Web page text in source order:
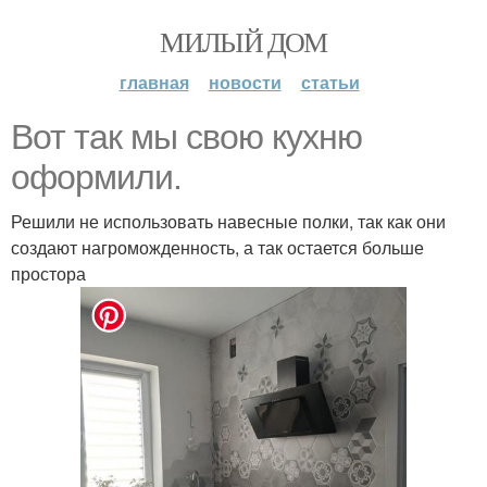
МИЛЫЙ ДОМ
главная новости статьи
Вот так мы свою кухню
оформили.
Решили не использовать навесные полки, так как они
создают нагроможденность, а так остается больше
простора